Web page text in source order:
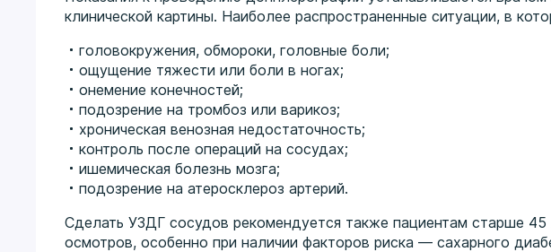
клинической картины. Наиболее распространенные ситуации, в
головокружения, обмороки, головные боли;
ощущение тяжести или боли в ногах;
онемение конечностей;
подозрение на тромбоз или варикоз;
хроническая венозная недостаточность;
контроль после операций на сосудах;
ишемическая болезнь мозга;
подозрение на атеросклероз артерий.
Сделать УЗДГ сосудов рекомендуется также пациентам старше 45
осмотров, особенно при наличии факторов риска — сахарного